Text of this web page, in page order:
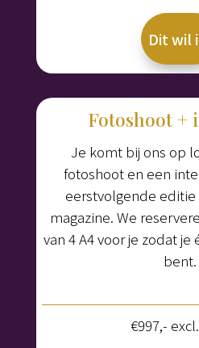
Dit wil
Fotoshoot +
Je komt bij ons op
fotoshoot en een
eerstvolgende
magazine. We
van 4 A4 voor je zodat
bent.
€997,-